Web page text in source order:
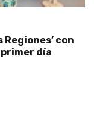
Regiones’ con
día